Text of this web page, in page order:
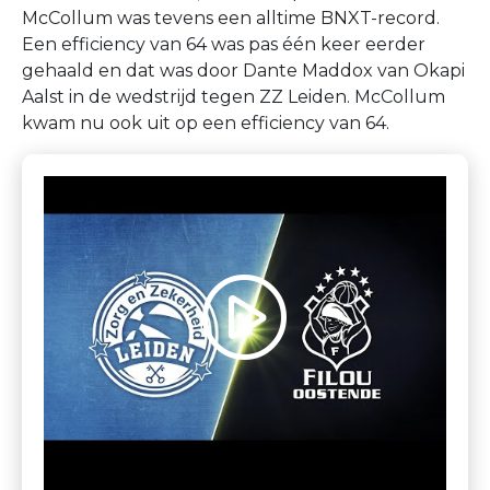
McCollum was tevens een alltime BNXT-record.
Een efficiency van 64 was pas één keer eerder
gehaald en dat was door Dante Maddox van Okapi
Aalst in de wedstrijd tegen ZZ Leiden. McCollum
kwam nu ook uit op een efficiency van 64.